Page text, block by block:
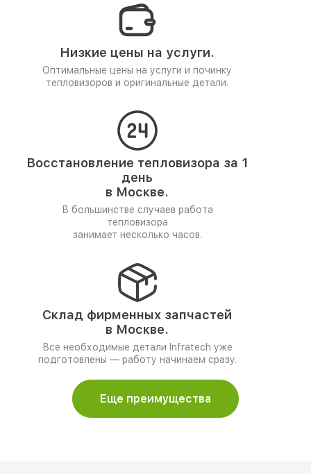
Низкие цены на услуги.
Оптимальные цены на услуги и починку
тепловизоров и оригинальные детали.
Восстановление тепловизора за 1
день
в Москве.
В большинстве случаев работа
тепловизора
занимает несколько часов.
Склад фирменных запчастей
в Москве.
Все необходимые детали Infratech уже
подготовлены — работу начинаем сразу.
Еще преимущества